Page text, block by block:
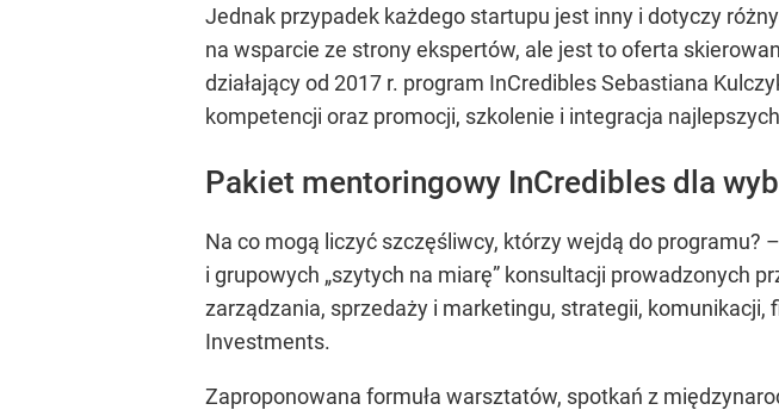
Jednak przypadek każdego startupu jest inny i dotyczy
na wsparcie ze strony ekspertów, ale jest to oferta
działający od 2017 r. program InCredibles Sebastiana
kompetencji oraz promocji, szkolenie i integracja
Pakiet mentoringowy InCredibles dla
Na co mogą liczyć szczęśliwcy, którzy wejdą do
i grupowych „szytych na miarę” konsultacji prowadzonych
zarządzania, sprzedaży i marketingu, strategii, komunikacji,
Investments.
Zaproponowana formuła warsztatów, spotkań z